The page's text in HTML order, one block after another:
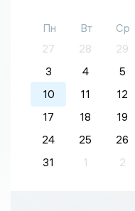
Пн Вт Ср
27
28 29
3
4 5
10
11 12
17
18 19
24
25 26
31
1 2